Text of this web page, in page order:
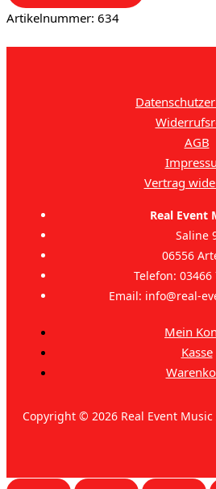
Artikelnummer: 634
AGB
Vertrag
Real Event
Saline
06556
Telefon: 03466
Email: info@real-
Mein
Kasse
Copyright © 2026 Real Event